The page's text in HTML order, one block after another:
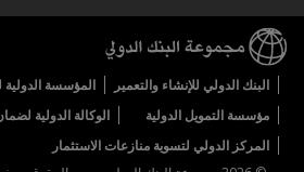
البنك الدولي للإنشاء والتعمير
المؤسسة الدولية
مؤسسة التمويل الدولية
الوكالة الدولية
المركز الدولي لتسوية منازعات الاستثمار